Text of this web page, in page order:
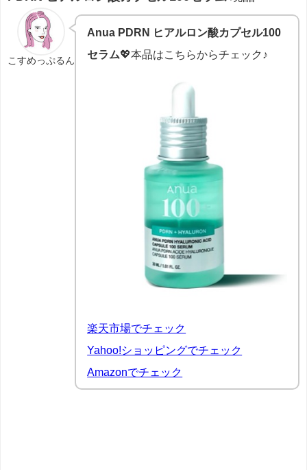
こすめっぷるん
Anua PDRN ヒアルロン酸カプセル100
セラム💖本品はこちらからチェック♪
楽天市場でチェック
Yahoo!ショッピングでチェック
Amazonでチェック